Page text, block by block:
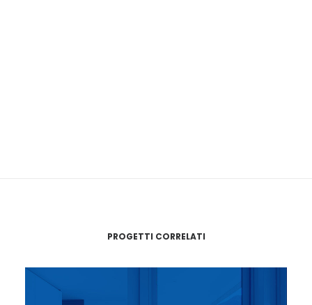
PROGETTI CORRELATI